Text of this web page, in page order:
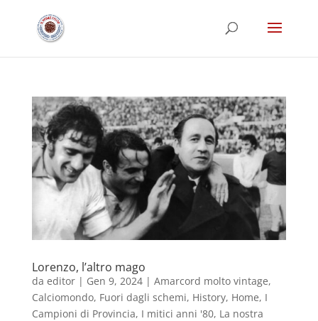
Lorenzo, l’altro mago
da editor| Gen 9, 2024| Amarcord molto vintage,
Calciomondo, Fuori dagli schemi, History, Home, I
Campioni di Provincia, I mitici anni '80, La nostra